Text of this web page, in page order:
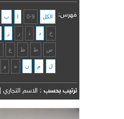
فهرس: الكل 0-9 ا ب
خ د ذ ر ز
ض ط ظ ع
ل م ن ه و
ترتيب بحسب : الاسم التجاري